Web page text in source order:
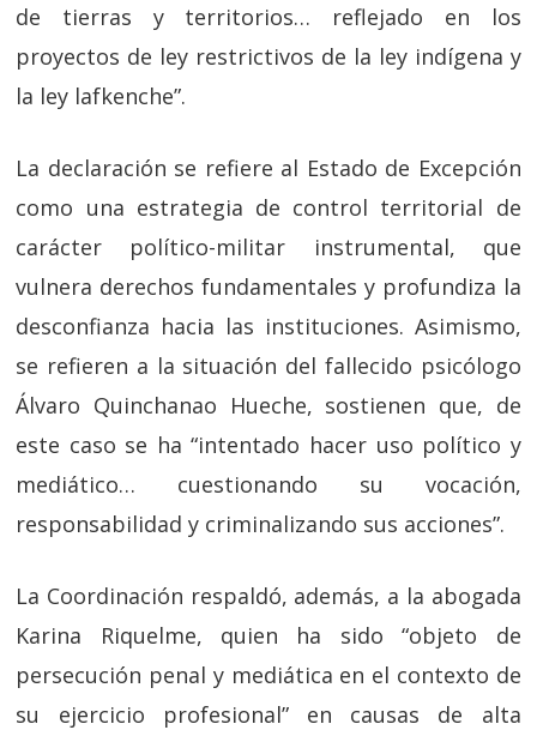
de tierras y territorios… reflejado en los
proyectos de ley restrictivos de la ley indígena y
la ley lafkenche”.
La declaración se refiere al Estado de Excepción
como una estrategia de control territorial de
carácter político-militar instrumental, que
vulnera derechos fundamentales y profundiza la
desconfianza hacia las instituciones. Asimismo,
se refieren a la situación del fallecido psicólogo
Álvaro Quinchanao Hueche, sostienen que, de
este caso se ha “intentado hacer uso político y
mediático… cuestionando su vocación,
responsabilidad y criminalizando sus acciones”.
La Coordinación respaldó, además, a la abogada
Karina Riquelme, quien ha sido “objeto de
persecución penal y mediática en el contexto de
su ejercicio profesional” en causas de alta